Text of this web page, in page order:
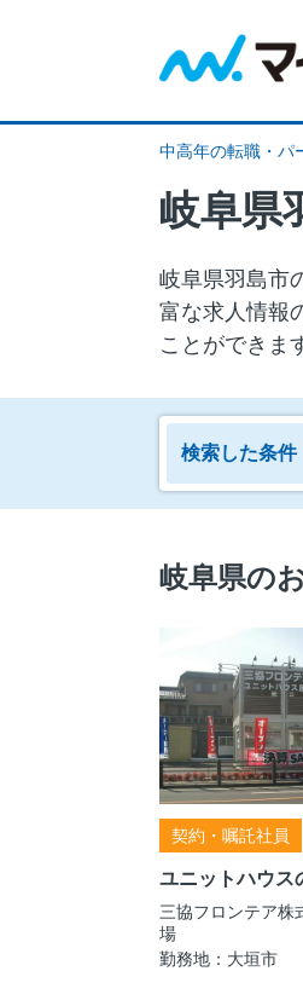
中高年の転職・パ
岐阜県
岐阜県羽島市
富な求人情報
ことができま
検索した条件
岐阜県の
契約・嘱託社員
ユニットハウス
三協フロンテア
場
勤務地：大垣市